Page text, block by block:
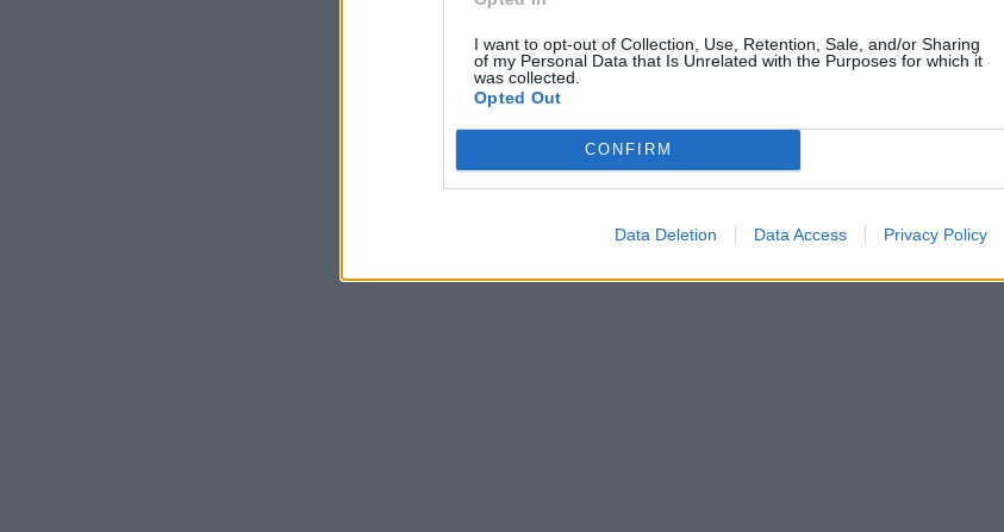
I want to opt-out of Collection, Use, Retention, Sale, and/or Sharing
of my Personal Data that Is Unrelated with the Purposes for which it
was collected.
Opted Out
CONFIRM
Data Deletion Data Access Privacy Policy